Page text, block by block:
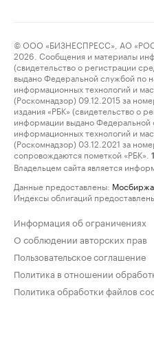
© ООО «БИЗНЕСПРЕСС», АО
2026. Сообщения и материалы
(свидетельство о регистрации
выдано Федеральной службой по
информационных технологий и
(Роскомнадзор) 09.12.2015 за
издания «РБК» (свидетельство о
информации выдано Федеральной
информационных технологий и
(Роскомнадзор) 03.12.2021 за
сопровождаются пометкой «РБК».
Владельцем сайта является
Данные предоставлены: Мосбиржа
Индексы облигаций
Информация об ограничениях
О соблюдении авторских прав
Пользовательское соглашение
Политика в отношении
Политика обработки файлов